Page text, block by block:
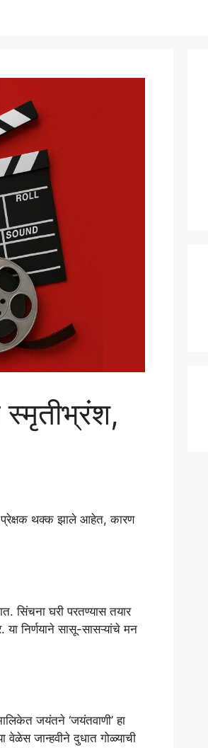
स्मृतीभ्रंश,
प्रेक्षक थक्क झाले आहेत, कारण
सिंचना घरी परतण्यास तयार
निर्णयाने सासू-सासऱ्यांचे मन
जयंतने ‘जयंतवाणी’ हा
जान्हवीने दुधात गोळ्याची